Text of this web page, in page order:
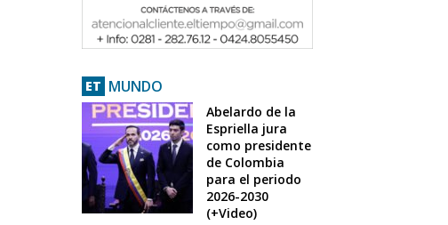
ET MUNDO
Abelardo de la
Espriella jura
como presidente
de Colombia
para el periodo
2026-2030
(+Video)